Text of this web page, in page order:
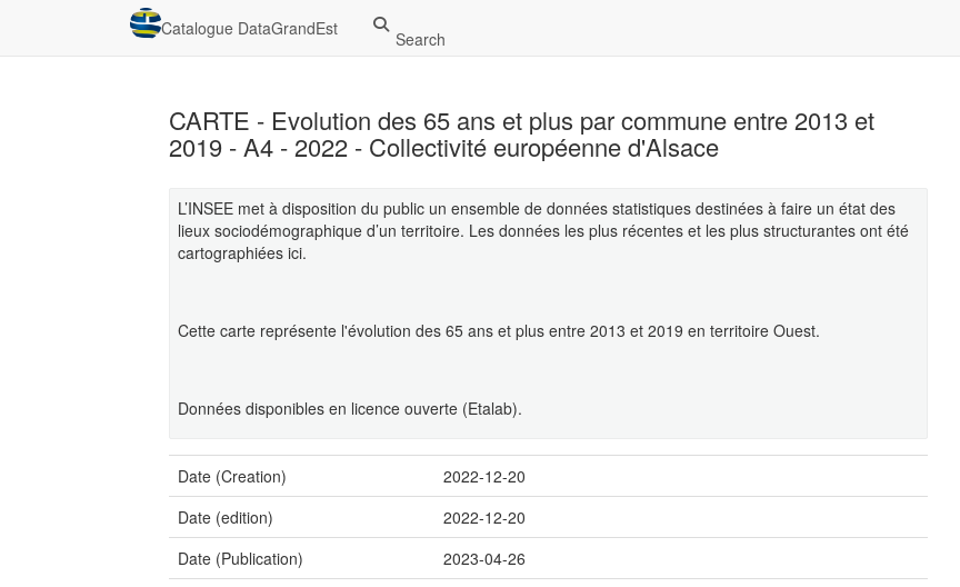
Catalogue DataGrandEst Search
CARTE - Evolution des 65 ans et plus par commune entre 2013 et
2019 - A4 - 2022 - Collectivité européenne d'Alsace
L’INSEE met à disposition du public un ensemble de données statistiques destinées à faire un état des
lieux sociodémographique d’un territoire. Les données les plus récentes et les plus structurantes ont été
cartographiées ici.
Cette carte représente l'évolution des 65 ans et plus entre 2013 et 2019 en territoire Ouest.
Données disponibles en licence ouverte (Etalab).
Date (Creation)
2022-12-20
Date (edition)
2022-12-20
Date (Publication)
2023-04-26